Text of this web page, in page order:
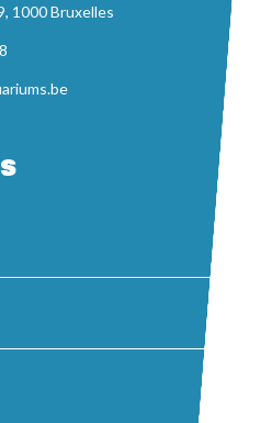
1000 Bruxelles